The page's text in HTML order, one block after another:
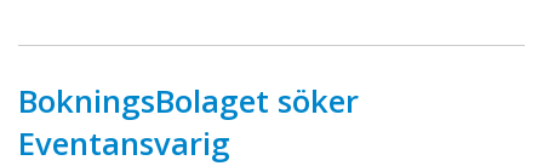
BokningsBolaget söker
Eventansvarig